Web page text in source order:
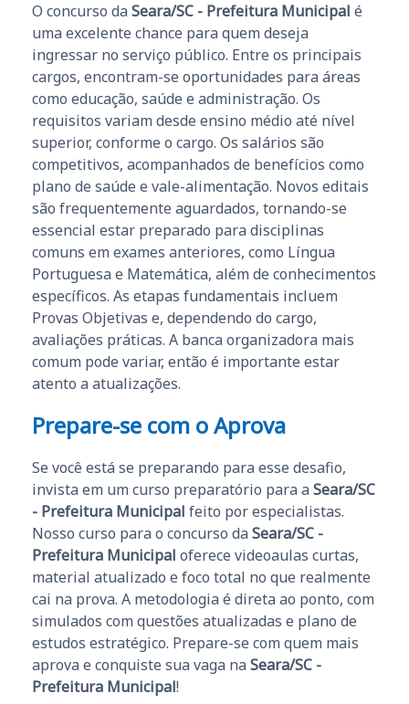
O concurso da Seara/SC - Prefeitura Municipal é
uma excelente chance para quem deseja
ingressar no serviço público. Entre os principais
cargos, encontram-se oportunidades para áreas
como educação, saúde e administração. Os
requisitos variam desde ensino médio até nível
superior, conforme o cargo. Os salários são
competitivos, acompanhados de benefícios como
plano de saúde e vale-alimentação. Novos editais
são frequentemente aguardados, tornando-se
essencial estar preparado para disciplinas
comuns em exames anteriores, como Língua
Portuguesa e Matemática, além de conhecimentos
específicos. As etapas fundamentais incluem
Provas Objetivas e, dependendo do cargo,
avaliações práticas. A banca organizadora mais
comum pode variar, então é importante estar
atento a atualizações.
Prepare-se com o Aprova
Se você está se preparando para esse desafio,
invista em um curso preparatório para a Seara/SC
- Prefeitura Municipal feito por especialistas.
Nosso curso para o concurso da Seara/SC -
Prefeitura Municipal oferece videoaulas curtas,
material atualizado e foco total no que realmente
cai na prova. A metodologia é direta ao ponto, com
simulados com questões atualizadas e plano de
estudos estratégico. Prepare-se com quem mais
aprova e conquiste sua vaga na Seara/SC -
Prefeitura Municipal!